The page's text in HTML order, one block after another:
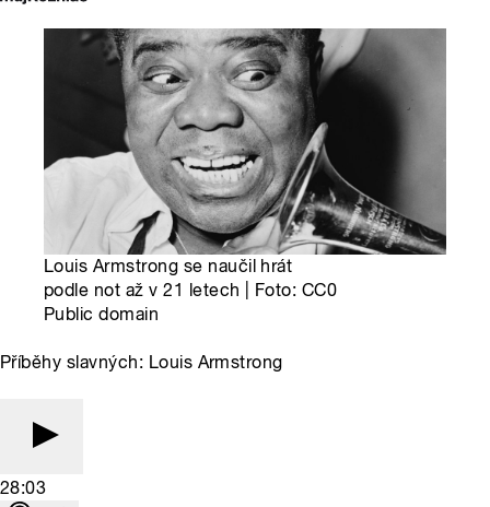
Louis Armstrong se naučil hrát
podle not až v 21 letech | Foto: CC0
Public domain
Příběhy slavných: Louis Armstrong
28:03